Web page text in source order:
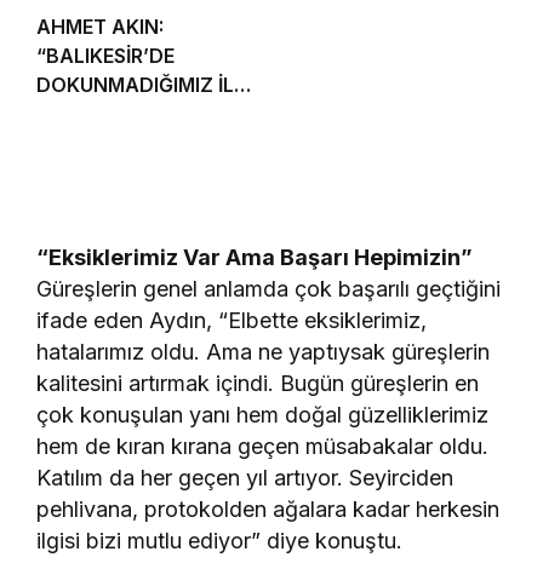
AHMET AKIN:
“BALIKESİR’DE
DOKUNMADIĞIMIZ İLÇE
“Eksiklerimiz Var Ama Başarı Hepimizin”
Güreşlerin genel anlamda çok başarılı geçtiğini
ifade eden Aydın, “Elbette eksiklerimiz,
hatalarımız oldu. Ama ne yaptıysak güreşlerin
kalitesini artırmak içindi. Bugün güreşlerin en
çok konuşulan yanı hem doğal güzelliklerimiz
hem de kıran kırana geçen müsabakalar oldu.
Katılım da her geçen yıl artıyor. Seyirciden
pehlivana, protokolden ağalara kadar herkesin
ilgisi bizi mutlu ediyor” diye konuştu.